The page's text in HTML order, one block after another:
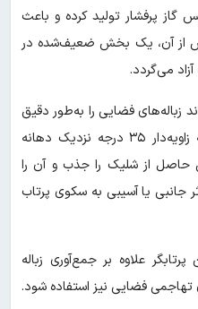
پرفشار تولید کرده و باعث
از آن، یک بخش ضعیف‌شده در
می‌گردد.
زباله‌های فضایی را به‌طور دقیق
شکار کند. از طرف دیگر، یک حلقه زاویه‌دار ۳۵ درجه نزدیک دهانه
حاصل از شلیک را جذب و آن را
جانبی یا آسیبی به سکوی پرتاب
علاوه بر جمع‌آوری زباله
فضایی نیز استفاده شود.